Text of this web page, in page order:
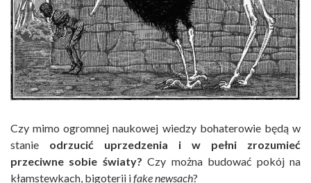
Czy mimo ogromnej naukowej wiedzy bohaterowie będą w
stanie odrzucić uprzedzenia i w pełni zrozumieć
przeciwne sobie światy?Czy można budować pokój na
kłamstewkach, bigoterii ifake newsach?